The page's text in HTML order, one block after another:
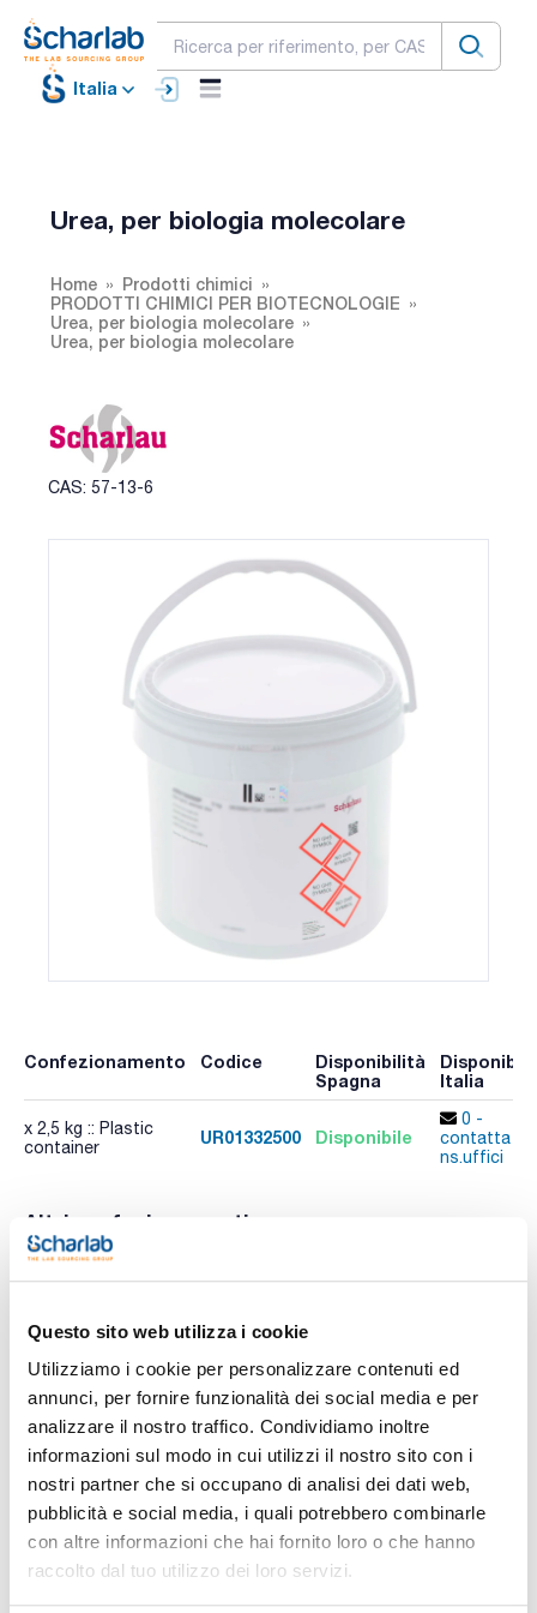
Questo sito web utilizza i cookie
Utilizziamo i cookie per personalizzare contenuti ed
annunci, per fornire funzionalità dei social media e per
analizzare il nostro traffico. Condividiamo inoltre
informazioni sul modo in cui utilizzi il nostro sito con i
nostri partner che si occupano di analisi dei dati web,
pubblicità e social media, i quali potrebbero combinarle
con altre informazioni che hai fornito loro o che hanno
raccolto dal tuo utilizzo dei loro servizi.
Italia
Urea, per biologia molecolare
Home
Prodotti chimici
PRODOTTI CHIMICI PER BIOTECNOLOGIE
Urea, per biologia molecolare
Urea, per biologia molecolare
CAS: 57-13-6
Confezionamento Codice
Disponibilità
Spagna
Italia
x 2,5 kg :: Plastic
container
UR01332500 Disponibile
0 -
contatta i
ns.uffici
Altri confezionamenti
Confezionamento
Spagna
Italia
bottle
UR01330500
Stampa pagina prodotto
Caratteristiche
Capacità : x 2,5 kg
- Synonyms: Carbamide, Carbonyldiamide
- CH4N2O
- M = 60,06 g/mol
- CAS [57-13-6]
- EINECS-No.: 200-315-5